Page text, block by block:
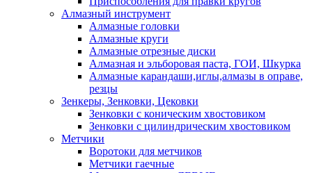
Алмазный инструмент
Алмазные головки
Алмазные круги
Алмазные отрезные диски
Алмазная и эльборовая паста, ГОИ, Шкурка
Алмазные карандаши,иглы,алмазы в оправе,
резцы
Зенкеры, Зенковки, Цековки
Зенковки с коническим хвостовиком
Зенковки с цилиндрическим хвостовиком
Метчики
Воротоки для метчиков
Метчики гаечные